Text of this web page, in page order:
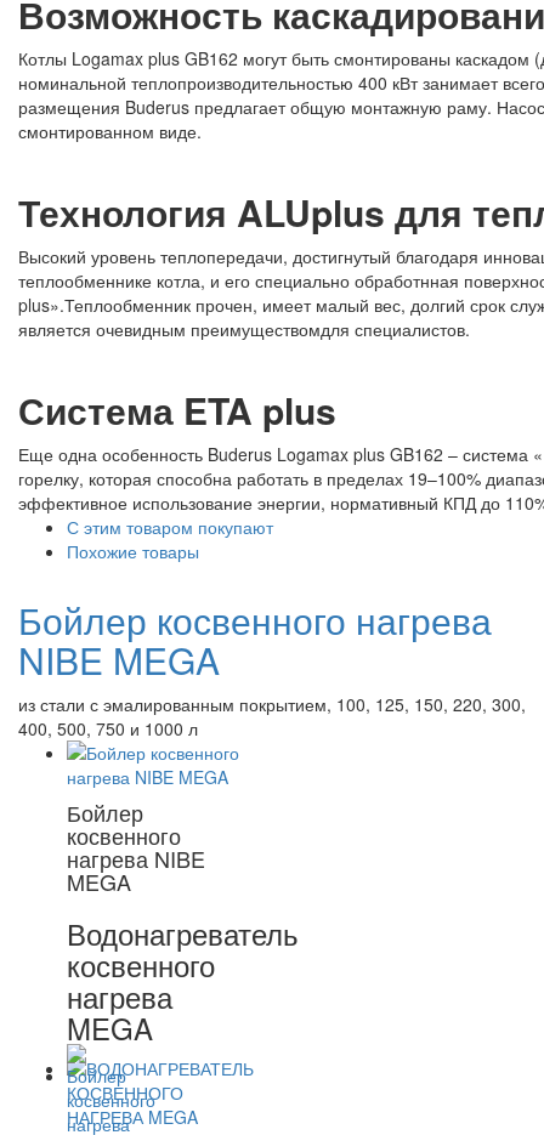
Возможность
Котлы Logamax plus GB162 могут быть смонтированы каскадом
номинальной теплопроизводительностью 400 кВт занимает
размещения Buderus предлагает общую монтажную раму.
смонтированном виде.
Технология ALUplus для
Высокий уровень теплопередачи, достигнутый благодаря
теплообменнике котла, и его специально обработнная
plus».Теплообменник прочен, имеет малый вес, долгий срок
является очевидным преимуществомдля специалистов.
Система ETA plus
Еще одна особенность Buderus Logamax plus GB162 –
горелку, которая способна работать в пределах 19–100%
эффективное использование энергии, нормативный КПД до
С этим товаром покупают
Похожие товары
Бойлер косвенного нагрева
NIBE MEGA
из стали с эмалированным покрытием, 100, 125, 150, 220, 300,
400, 500, 750 и 1000 л
Бойлер
косвенного
нагрева NIBE
MEGA
Водонагреватель
косвенного
нагрева
MEGA